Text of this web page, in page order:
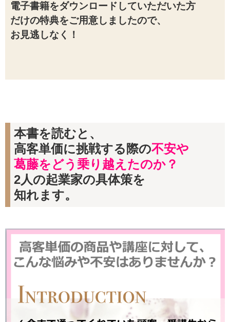
電子書籍をダウンロードしていただいた方
だけの特典をご用意しましたので、
お見逃しなく！
本書を読むと、
高客単価に挑戦する際の不安や
葛藤をどう 乗り越えたのか？
2人の起業家の具体策を
知れます。